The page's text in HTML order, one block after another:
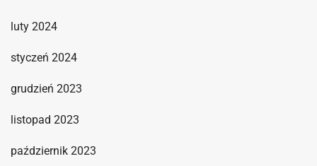
luty 2024
styczeń 2024
grudzień 2023
listopad 2023
październik 2023